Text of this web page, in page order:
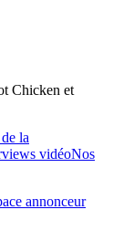
Chicken et
la
vidéoNos
annonceur